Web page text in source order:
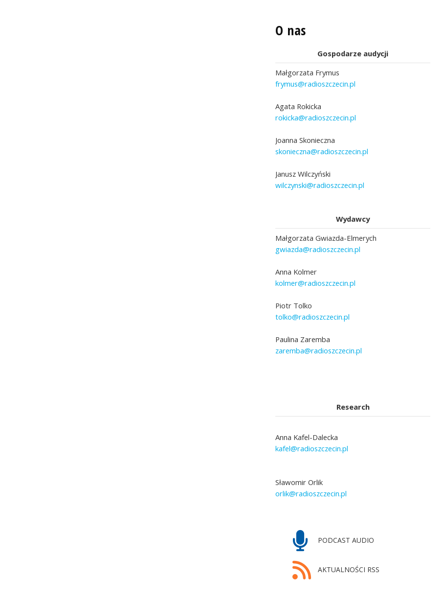
O nas
Gospodarze audycji
Małgorzata Frymus
frymus@radioszczecin.pl
Agata Rokicka
rokicka@radioszczecin.pl
Joanna Skonieczna
skonieczna@radioszczecin.pl
Janusz Wilczyński
wilczynski@radioszczecin.pl
Wydawcy
Małgorzata Gwiazda-Elmerych
gwiazda@radioszczecin.pl
Anna Kolmer
kolmer@radioszczecin.pl
Piotr Tolko
tolko@radioszczecin.pl
Paulina Zaremba
zaremba@radioszczecin.pl
Research
Anna Kafel-Dalecka
kafel@radioszczecin.pl
Sławomir Orlik
orlik@radioszczecin.pl
PODCAST AUDIO
AKTUALNOŚCI RSS